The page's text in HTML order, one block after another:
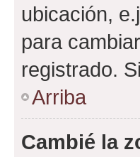
ubicación,
para
registrado.
Arriba
Cambié la